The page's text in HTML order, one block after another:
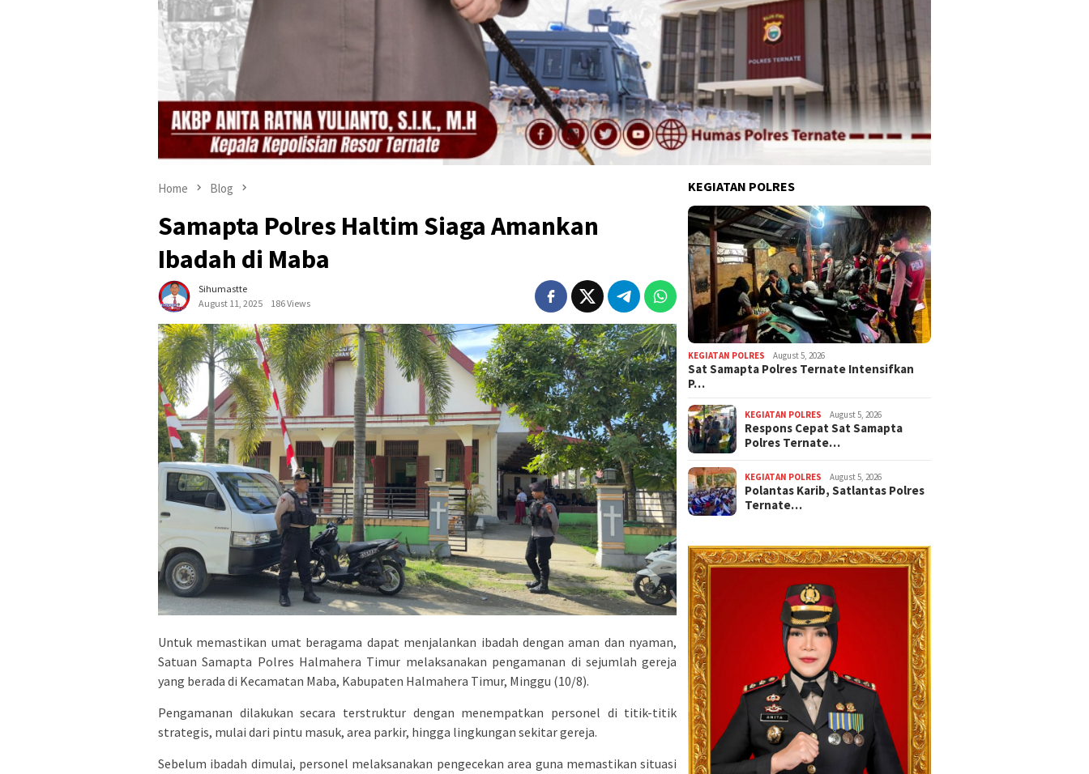
Home Blog
Samapta Polres Haltim Siaga Amankan
Ibadah di Maba
Sihumastte
August 11, 2025
186 Views
Untuk memastikan umat beragama dapat menjalankan ibadah dengan aman dan nyaman,
Satuan Samapta Polres Halmahera Timur melaksanakan pengamanan di sejumlah gereja
yang berada di Kecamatan Maba, Kabupaten Halmahera Timur, Minggu (10/8).
Pengamanan dilakukan secara terstruktur dengan menempatkan personel di titik-titik
strategis, mulai dari pintu masuk, area parkir, hingga lingkungan sekitar gereja.
Sebelum ibadah dimulai, personel melaksanakan pengecekan area guna memastikan situasi
KEGIATAN POLRES
KEGIATAN POLRES August 5, 2026
Sat Samapta Polres Ternate Intensifkan
P…
KEGIATAN POLRES August 5, 2026
Respons Cepat Sat Samapta
Polres Ternate…
KEGIATAN POLRES August 5, 2026
Polantas Karib, Satlantas Polres
Ternate…